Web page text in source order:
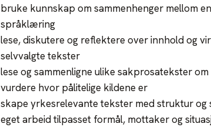
bruke kunnskap om sammenhenger mellom
språklæring
lese, diskutere og reflektere over innhold og
selvvalgte tekster
lese og sammenligne ulike sakprosatekster
vurdere hvor pålitelige kildene er
skape yrkesrelevante tekster med struktur
eget arbeid tilpasset formål, mottaker og